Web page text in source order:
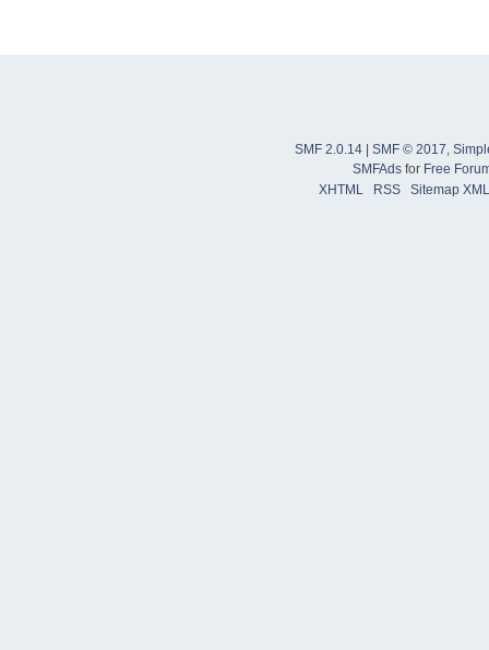
SMF 2.0.14 SMF © 2017,
SMFAdsfor Free
XHTML
RSS Sitemap XML